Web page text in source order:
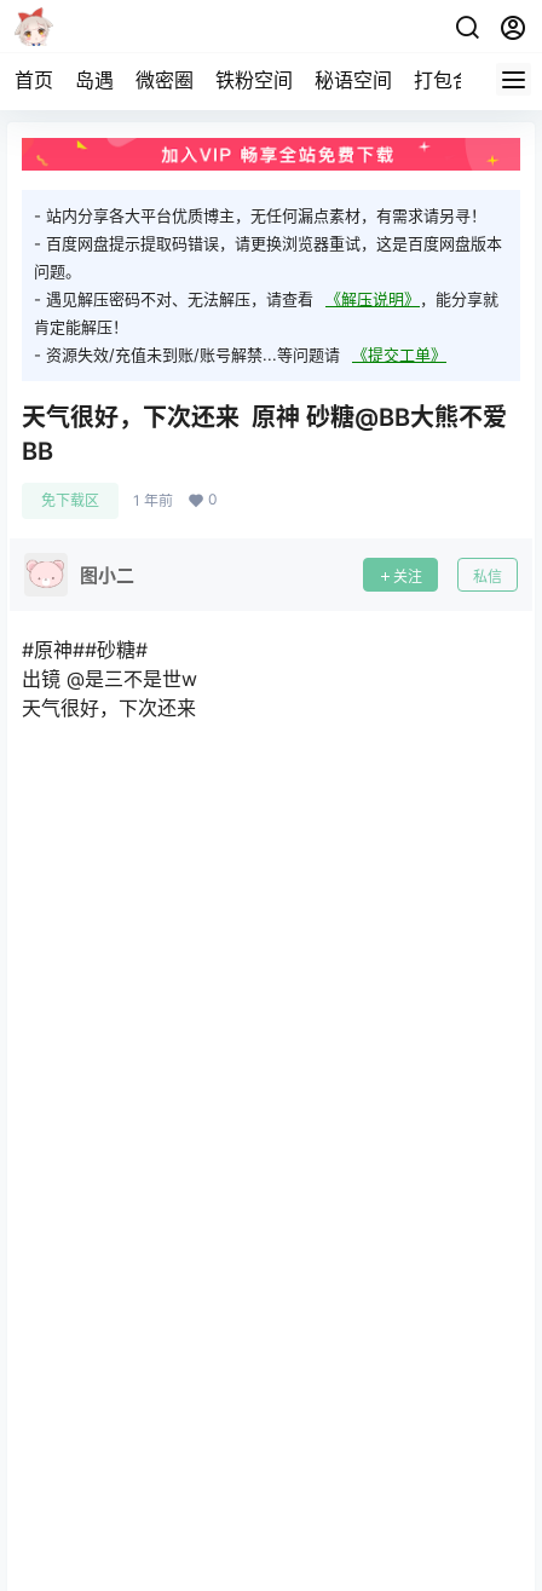
首页 岛遇 微密圈 铁粉空间 秘语空间 打包合集 关
- 站内分享各大平台优质博主，无任何漏点素材，有需求请另寻！
- 百度网盘提示提取码错误，请更换浏览器重试，这是百度网盘版本
问题。
- 遇见解压密码不对、无法解压，请查看
《解压说明》 ，能分享就
肯定能解压！
- 资源失效/充值未到账/账号解禁...等问题请
《提交工单》
天气很好，下次还来 ​​​ 原神 砂糖@BB大熊不爱
BB
免下载区 1 年前 0
图小二 关注 私信
#原神##砂糖#
出镜 @是三不是世w
天气很好，下次还来 ​​​